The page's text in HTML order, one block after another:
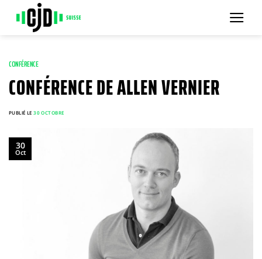
contenu
CONFÉRENCE
CONFÉRENCE DE ALLEN VERNIER
PUBLIÉ LE30 OCTOBRE
30
Oct